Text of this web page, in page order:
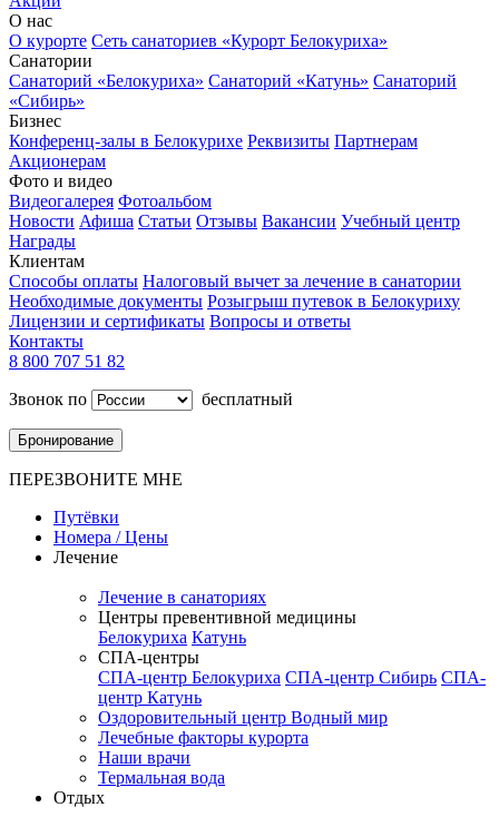
О нас
О курорте Сеть санаториев «Курорт Белокуриха»
Санатории
Санаторий «Белокуриха» Санаторий «Катунь» Санаторий
«Сибирь»
Бизнес
Конференц-залы в Белокурихе Реквизиты Партнерам
Акционерам
Фото и видео
Видеогалерея Фотоальбом
Новости Афиша Статьи Отзывы Вакансии Учебный центр
Награды
Клиентам
Способы оплаты Налоговый вычет за лечение в санатории
Необходимые документы Розыгрыш путевок в Белокуриху
Лицензии и сертификаты Вопросы и ответы
Контакты
8 800 707 51 82
Звонок по
бесплатный
Бронирование
ПЕРЕЗВОНИТЕ МНЕ
Путёвки
Номера / Цены
Лечение
Лечение в санаториях
Центры превентивной медицины
Белокуриха Катунь
СПА-центры
СПА-центр Белокуриха СПА-центр Сибирь СПА-
центр Катунь
Оздоровительный центр Водный мир
Лечебные факторы курорта
Наши врачи
Термальная вода
Отдых